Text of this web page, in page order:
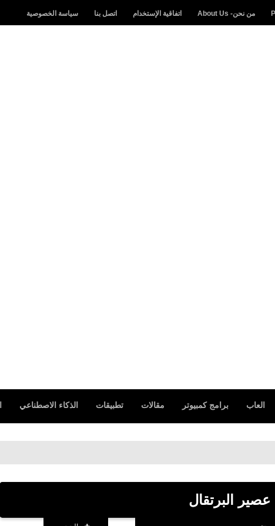
من نحن- About Us اتفاقية الإستخدام اتصل بنا سياسة الخصوصية
العاب برامج كمبيوتر مقالات تطبيقات الذكاء الاصطناعي
عصير البرتقال